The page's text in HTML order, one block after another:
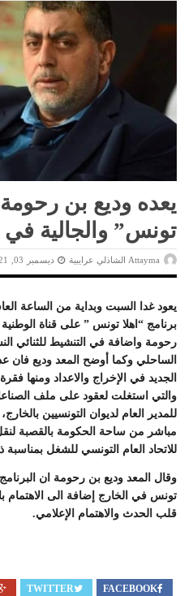
يعده وديع بن
تونس” والجالية
Attayma الشاذلي عرايبية ديسمبر 03, 2021
يعود غدا السبت وبداية من الساعة
برنامج “اهلا تونس ” على قناة
رحومة واضافة في التنشيط للثنائي
الساحلي وكما أوضح المعد وديع
الجديد في الإخراج والاعداد ومنها
والتي استغلت لعقود على ملف
للمدير العام لديوان التونسيين
مباشر من ساحة الحكومة بالقصبة
للاتحاد العام التونسي للشغل
وقال المعد وديع بن رحومة ان
تونس في الخارج إضافة الى الاهتمام
قلب الحدث والاهتمام الإعلامي.
FACEBOOK
TWITTER